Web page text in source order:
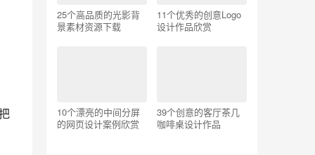
25个高品质的光影背
景素材资源下载
11个优秀的创意Logo
设计作品欣赏
10个漂亮的中间分屏
的网页设计案例欣赏
39个创意的客厅茶几
咖啡桌设计作品